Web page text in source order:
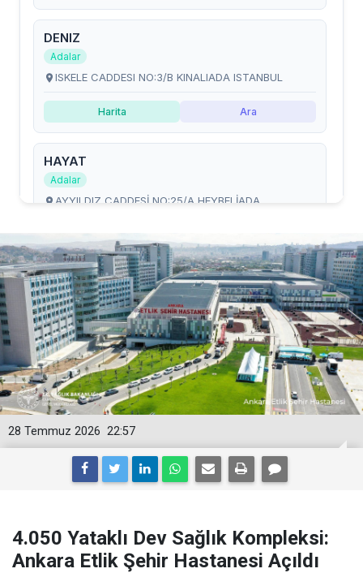
22:57
28 Temmuz 2026
4.050 Yataklı Dev Sağlık Kompleksi:
Ankara Etlik Şehir Hastanesi Açıldı